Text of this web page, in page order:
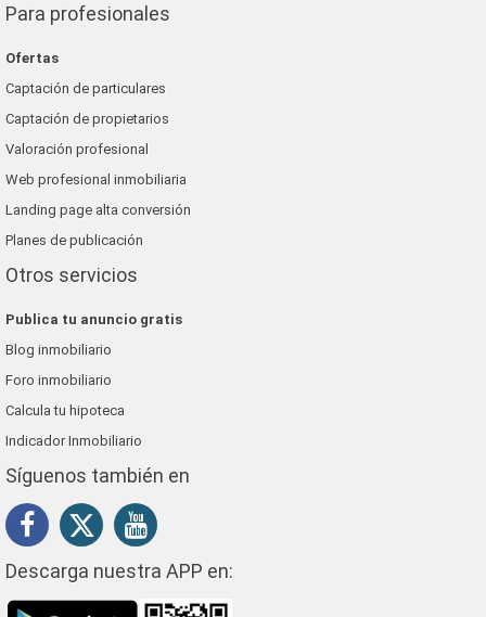
Para profesionales
Ofertas
Captación de particulares
Captación de propietarios
Valoración profesional
Web profesional inmobiliaria
Landing page alta conversión
Planes de publicación
Otros servicios
Publica tu anuncio gratis
Blog inmobiliario
Foro inmobiliario
Calcula tu hipoteca
Indicador Inmobiliario
Síguenos también en
Descarga nuestra APP en: